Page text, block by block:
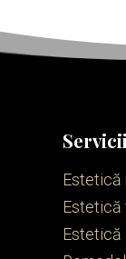
Estetică
Estetică
Estetică